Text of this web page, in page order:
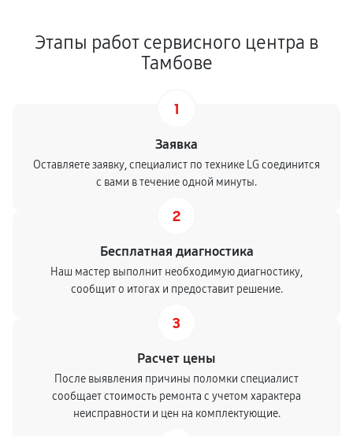
Этапы работ сервисного центра в
Тамбове
1
Заявка
Оставляете заявку, специалист по технике LG соединится
с вами в течение одной минуты.
2
Бесплатная диагностика
Наш мастер выполнит необходимую диагностику,
сообщит о итогах и предоставит решение.
3
Расчет цены
После выявления причины поломки специалист
сообщает стоимость ремонта с учетом характера
неисправности и цен на комплектующие.